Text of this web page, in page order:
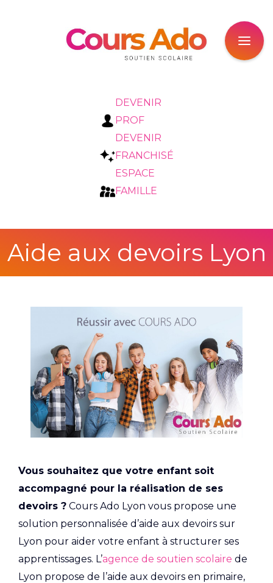
DEVENIR
PROF
DEVENIR
FRANCHISÉ
ESPACE
FAMILLE
Aide aux devoirs Lyon
Vous souhaitez que votre enfant soit
accompagné pour la réalisation de ses
devoirs ? Cours Ado Lyon vous propose une
solution personnalisée d’aide aux devoirs sur
Lyon pour aider votre enfant à structurer ses
apprentissages. L’agence de soutien scolaire de
Lyon propose de l’aide aux devoirs en primaire,